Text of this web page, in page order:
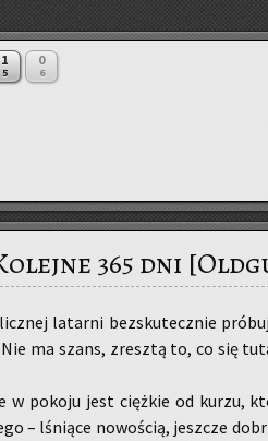
1
5
0
6
365 dni
la­tar­ni bez­sku­tecz­nie
ma szans, zresz­tą to, co się
w po­ko­ju jest cięż­kie od kurzu,
– lśnią­ce no­wo­ścią, jesz­cze